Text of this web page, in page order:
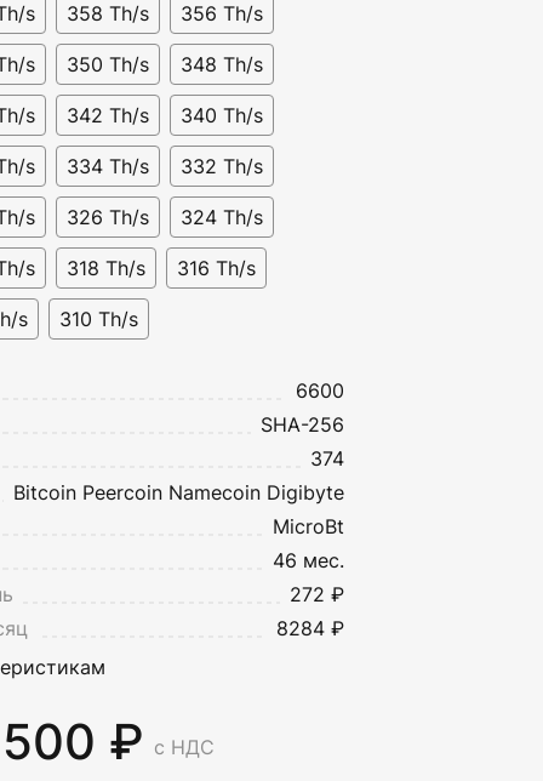
s 358 Th/s 356 Th/s
s 350 Th/s 348 Th/s
s 342 Th/s 340 Th/s
s 334 Th/s 332 Th/s
s 326 Th/s 324 Th/s
s 318 Th/s 316 Th/s
s 310 Th/s
6600
SHA-256
374
Bitcoin Peercoin Namecoin Digibyte
MicroBt
46 мес.
272 ₽
8284 ₽
₽ с НДС